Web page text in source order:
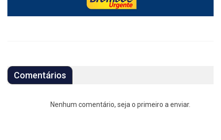
Comentários
Nenhum comentário, seja o primeiro a enviar.